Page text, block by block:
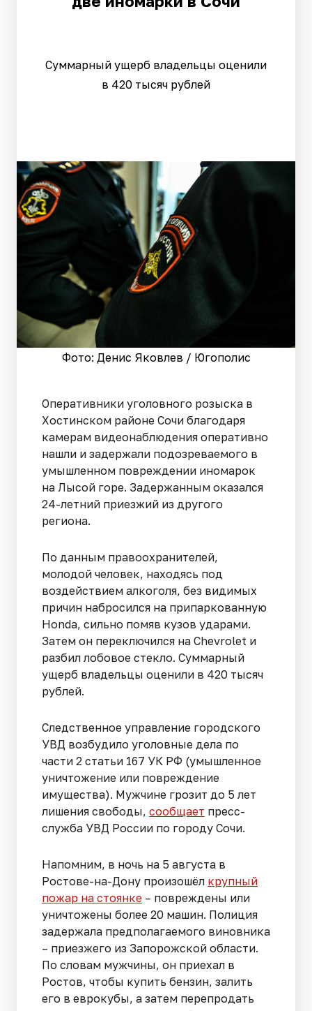
Суммарный ущерб владельцы оценили
в 420 тысяч рублей
Фото: Денис Яковлев / Югополис
Оперативники уголовного розыска в
Хостинском районе Сочи благодаря
камерам видеонаблюдения оперативно
нашли и задержали подозреваемого в
умышленном повреждении иномарок
на Лысой горе. Задержанным оказался
24-летний приезжий из другого
региона.
По данным правоохранителей,
молодой человек, находясь под
воздействием алкоголя, без видимых
причин набросился на припаркованную
Honda, сильно помяв кузов ударами.
Затем он переключился на Chevrolet и
разбил лобовое стекло. Суммарный
ущерб владельцы оценили в 420 тысяч
рублей.
Следственное управление городского
УВД возбудило уголовные дела по
части 2 статьи 167 УК РФ (умышленное
уничтожение или повреждение
имущества). Мужчине грозит до 5 лет
лишения свободы, сообщает пресс-
служба УВД России по городу Сочи.
Напомним, в ночь на 5 августа в
Ростове-на-Дону произошёл крупный
пожар на стоянке – повреждены или
уничтожены более 20 машин. Полиция
задержала предполагаемого виновника
– приезжего из Запорожской области.
По словам мужчины, он приехал в
Ростов, чтобы купить бензин, залить
его в еврокубы, а затем перепродать